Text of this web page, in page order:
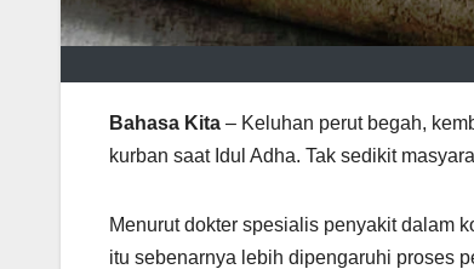
Bahasa Kita – Keluhan perut begah,
kurban saat Idul Adha. Tak sedikit
Menurut dokter spesialis penyakit dalam
itu sebenarnya lebih dipengaruhi proses